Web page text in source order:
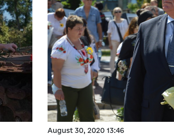
August 30, 2020 13:46